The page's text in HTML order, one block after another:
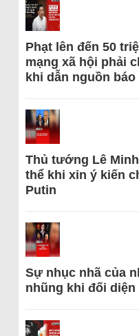
Phạt lên đến 50
mạng xã hội phải
khi dẫn nguồn báo
Thủ tướng Lê
thể khi xin ý kiến
Putin
Sự nhục nhã của
nhũng khi đối